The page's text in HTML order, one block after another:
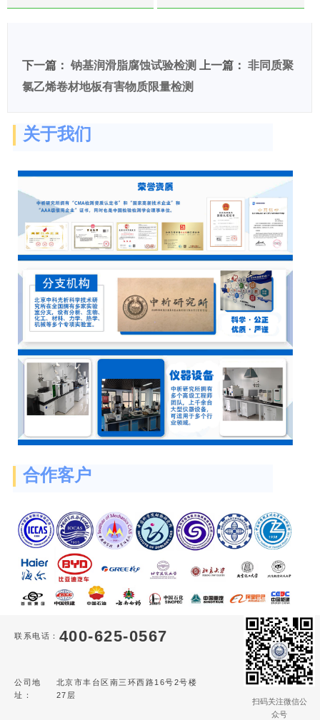
下一篇： 钠基润滑脂腐蚀试验检测 上一篇： 非同质聚
氯乙烯卷材地板有害物质限量检测
关于我们
合作客户
联系电话： 400-625-0567
公司地
址：
北京市丰台区南三环西路16号2号楼
27层
扫码关注微信公
众号